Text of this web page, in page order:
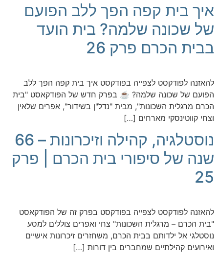
איך בית קפה הפך ללב הפועם
של שכונה שלמה? בית הועד
בבית הכרם פרק 26
להאזנה לפודקסט לצפייה בפודקסט איך בית קפה הפך ללב
הפועם של שכונה שלמה? ☕️ בפרק חדש של הפודקאסט "בית
הכרם מרגלית השכונות", מבית "נדל"ן בשידור", אפרים שלאין
וצחי קווטינסקי מארחים […]
נוסטלגיה, קהילה וזיכרונות – 66
שנה של סיפורי בית הכרם | פרק
25
להאזנה לפודקסט לצפייה בפודקסט בפרק זה של הפודקאסט
"בית הכרם – מרגלית השכונות" צחי ואפרים צוללים למסע
נוסטלגי אל ילדותם בבית הכרם, משחזרים זיכרונות אישיים
ואירועים קהילתיים שמחברים בין דורות […]